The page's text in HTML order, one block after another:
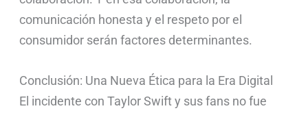
comunicación honesta y el respeto por el
consumidor serán factores determinantes.
Conclusión: Una Nueva Ética para la Era Digital
El incidente con Taylor Swift y sus fans no fue